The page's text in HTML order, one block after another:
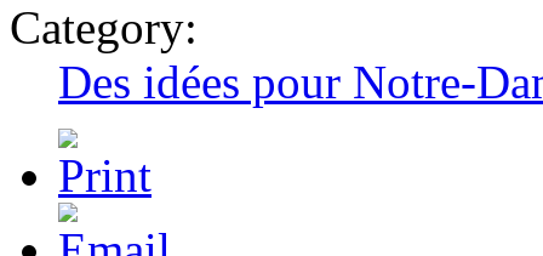
Category:
Des idées pour Notre-